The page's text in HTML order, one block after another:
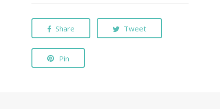
Share Tweet
Pin